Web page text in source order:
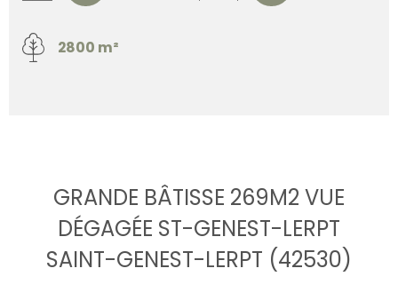
2800 m²
GRANDE BÂTISSE 269M2 VUE
DÉGAGÉE ST-GENEST-LERPT
SAINT-GENEST-LERPT (42530)